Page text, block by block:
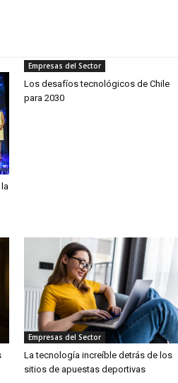
Empresas del Sector
Los desafíos tecnológicos de Chile
para 2030
Empresas del Sector
La tecnología increíble detrás de los
sitios de apuestas deportivas